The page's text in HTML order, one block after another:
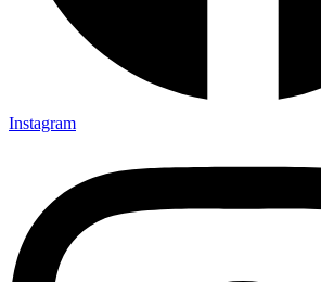
Instagram